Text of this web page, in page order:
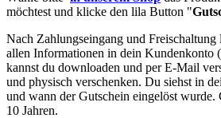
möchtest und klicke den lila Button "
Nach Zahlungseingang und
allen Informationen in dein Kundenkonto
kannst du downloaden und per E-Mail
und physisch verschenken. Du siehst in
und wann der Gutschein eingelöst wurde.
10 Jahren.